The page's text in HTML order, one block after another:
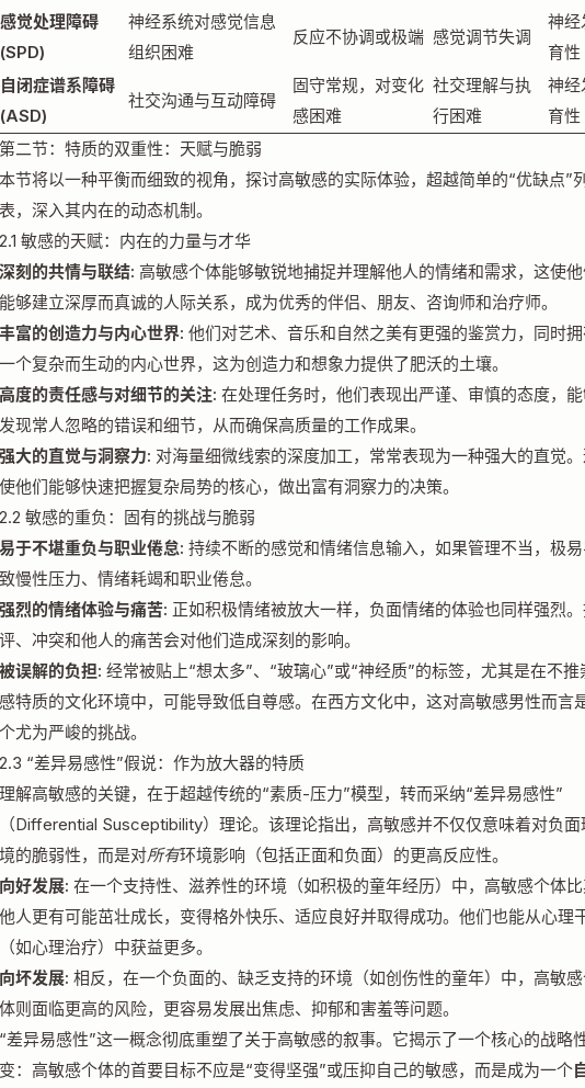
感觉处理障碍
(SPD)
神经系统对感觉信息
组织困难
反应不协调或极端 感觉调节失调
神经
育性
自闭症谱系障碍
(ASD)
社交沟通与互动障碍
固守常规，对变化
感困难
社交理解与执
行困难
神经
育性
第二节：特质的双重性：天赋与脆弱
本节将以一种平衡而细致的视角，探讨高敏感的实际体验，超越简单的“优缺点”
表，深入其内在的动态机制。
2.1 敏感的天赋：内在的力量与才华
深刻的共情与联结: 高敏感个体能够敏锐地捕捉并理解他人的情绪和需求，这使
能够建立深厚而真诚的人际关系，成为优秀的伴侣、朋友、咨询师和治疗师。
丰富的创造力与内心世界: 他们对艺术、音乐和自然之美有更强的鉴赏力，同时
一个复杂而生动的内心世界，这为创造力和想象力提供了肥沃的土壤。
高度的责任感与对细节的关注: 在处理任务时，他们表现出严谨、审慎的态度，
发现常人忽略的错误和细节，从而确保高质量的工作成果。
强大的直觉与洞察力: 对海量细微线索的深度加工，常常表现为一种强大的直觉
使他们能够快速把握复杂局势的核心，做出富有洞察力的决策。
2.2 敏感的重负：固有的挑战与脆弱
易于不堪重负与职业倦怠: 持续不断的感觉和情绪信息输入，如果管理不当，极
致慢性压力、情绪耗竭和职业倦怠。
强烈的情绪体验与痛苦: 正如积极情绪被放大一样，负面情绪的体验也同样强烈
评、冲突和他人的痛苦会对他们造成深刻的影响。
被误解的负担: 经常被贴上“想太多”、“玻璃心”或“神经质”的标签，尤其是在不推
感特质的文化环境中，可能导致低自尊感。在西方文化中，这对高敏感男性而言
个尤为严峻的挑战。
2.3 “差异易感性”假说：作为放大器的特质
理解高敏感的关键，在于超越传统的“素质-压力”模型，转而采纳“差异易感性”
（Differential Susceptibility）理论。该理论指出，高敏感并不仅仅意味着对负面
境的脆弱性，而是对所有环境影响（包括正面和负面）的更高反应性。
向好发展: 在一个支持性、滋养性的环境（如积极的童年经历）中，高敏感个体
他人更有可能茁壮成长，变得格外快乐、适应良好并取得成功。他们也能从心理
（如心理治疗）中获益更多。
向坏发展: 相反，在一个负面的、缺乏支持的环境（如创伤性的童年）中，高敏
体则面临更高的风险，更容易发展出焦虑、抑郁和害羞等问题。
“差异易感性”这一概念彻底重塑了关于高敏感的叙事。它揭示了一个核心的战略
变：高敏感个体的首要目标不应是“变得坚强”或压抑自己的敏感，而是成为一个